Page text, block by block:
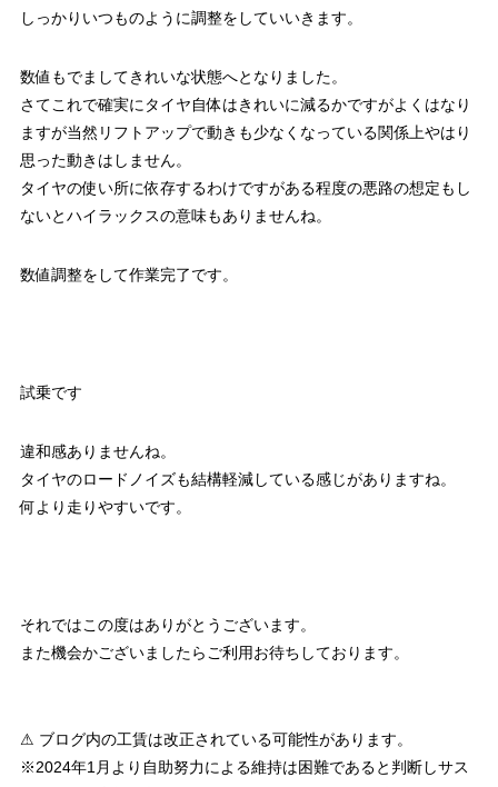
しっかりいつものように調整をしていいきます。
数値もでましてきれいな状態へとなりました。
さてこれで確実にタイヤ自体はきれいに減るかですがよくはなり
ますが当然リフトアップで動きも少なくなっている関係上やはり
思った動きはしません。
タイヤの使い所に依存するわけですがある程度の悪路の想定もし
ないとハイラックスの意味もありませんね。
数値調整をして作業完了です。
試乗です
違和感ありませんね。
タイヤのロードノイズも結構軽減している感じがありますね。
何より走りやすいです。
それではこの度はありがとうございます。
また機会かございましたらご利用お待ちしております。
⚠ ブログ内の工賃は改正されている可能性があります。
※2024年1月より自助努力による維持は困難であると判断しサス